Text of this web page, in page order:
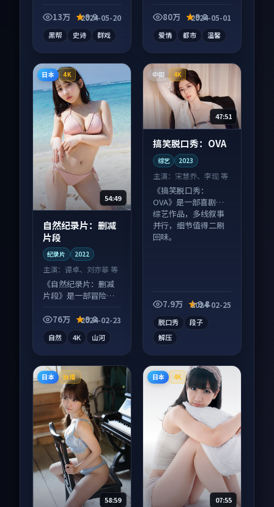
13万 9.9
2024-05-20
黑帮 史诗 群戏
论度高，适合配弹幕
80万 9.8
2024-05-01
爱情 都市 温馨
日本 4K
54:49
自然纪录片：删减
片段
纪录片 2022
主演： 谭卓、刘亦菲 等
《自然纪录片：删减
片段》是一部冒险向
论度高，适合配弹幕
76万 9.8
2024-02-23
自然 4K 山河
中国 4K
47:51
搞笑脱口秀：OVA
综艺 2023
主演： 宋慧乔、李现 等
《搞笑脱口秀：
OVA》是一部喜剧向
综艺作品，多线叙事
并行，细节值得二刷
回味。
7.9万 9.8
2024-02-25
脱口秀
段子
解压
日本 独播
58:59
日本 4K
07:55